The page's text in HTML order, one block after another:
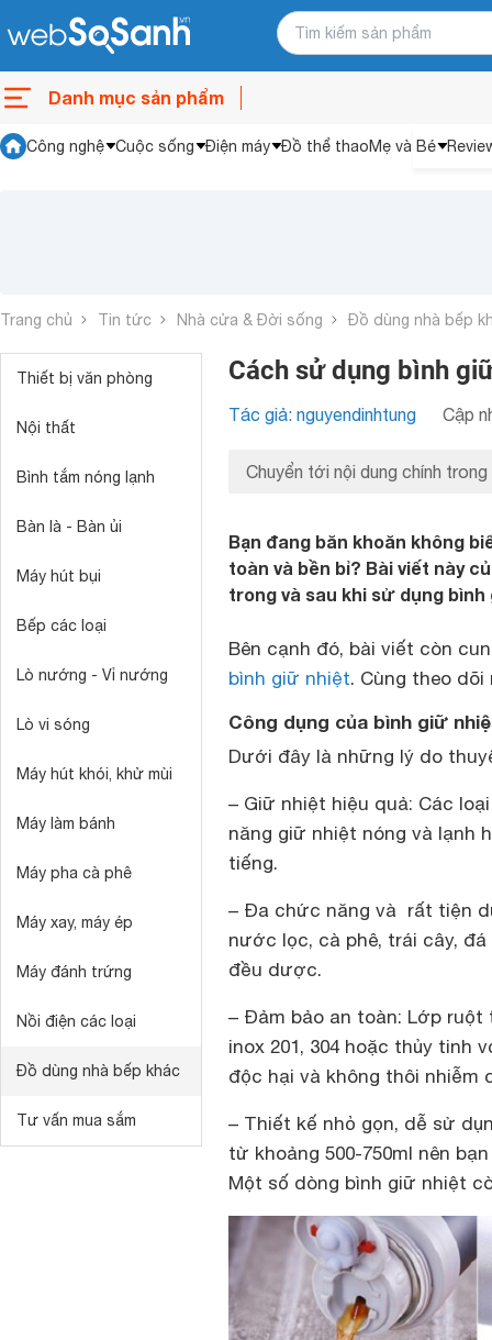
Danh mục sản phẩm
Công nghệ Cuộc sống Điện máy Đồ thể thaoMẹ và Bé
Trang chủ Tin tức Nhà cửa & Đời sống Đồ dùng nhà bếp
Thiết bị văn phòng
Nội thất
Bình tắm nóng lạnh
Bàn là - Bàn ủi
Máy hút bụi
Bếp các loại
Lò nướng - Vỉ nướng
Lò vi sóng
Máy hút khói, khử mùi
Máy làm bánh
Máy pha cà phê
Máy xay, máy ép
Máy đánh trứng
Nồi điện các loại
Đồ dùng nhà bếp khác
Tư vấn mua sắm
Cách sử dụng bình
Tác giả: nguyendinhtung Cập
Chuyển tới nội dung chính trong
Bạn đang băn khoăn không
toàn và bền bỉ? Bài viết này
trong và sau khi sử dụng
Bên cạnh đó, bài viết còn
bình giữ nhiệt. Cùng theo dõi
Công dụng của bình giữ
Dưới đây là những lý do
– Giữ nhiệt hiệu quả: Các
năng giữ nhiệt nóng và lạnh
tiếng.
– Đa chức năng và rất tiện
nước lọc, cà phê, trái cây,
đều dược.
– Đảm bảo an toàn: Lớp
inox 201, 304 hoặc thủy tinh
độc hại và không thôi
– Thiết kế nhỏ gọn, dễ sử
từ khoảng 500-750ml nên
Một số dòng bình giữ nhiệt